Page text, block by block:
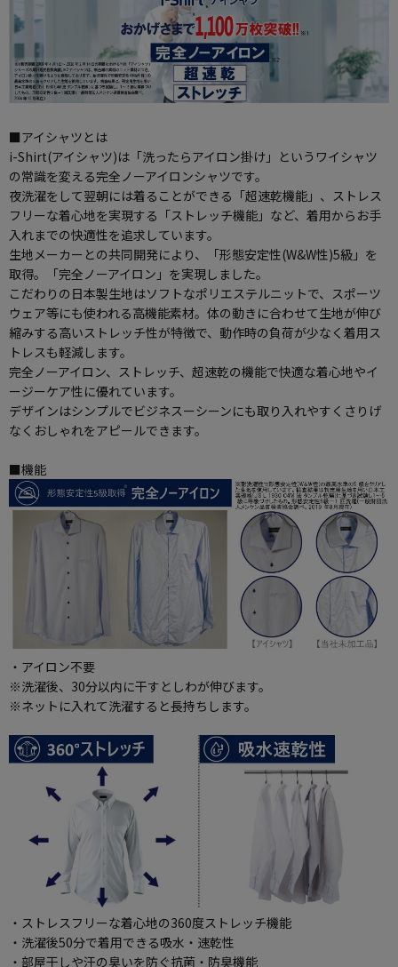
■アイシャツとは
i-Shirt(アイシャツ)は「洗ったらアイロン掛け」というワイシャツ
の常識を変える完全ノーアイロンシャツです。
夜洗濯をして翌朝には着ることができる「超速乾機能」、ストレス
フリーな着心地を実現する「ストレッチ機能」など、着用からお手
入れまでの快適性を追求しています。
生地メーカーとの共同開発により、「形態安定性(W&W性)5級」を
取得。「完全ノーアイロン」を実現しました。
こだわりの日本製生地はソフトなポリエステルニットで、スポーツ
ウェア等にも使われる高機能素材。体の動きに合わせて生地が伸び
縮みする高いストレッチ性が特徴で、動作時の負荷が少なく着用ス
トレスも軽減します。
完全ノーアイロン、ストレッチ、超速乾の機能で快適な着心地やイ
ージーケア性に優れています。
デザインはシンプルでビジネスーシーンにも取り入れやすくさりげ
なくおしゃれをアピールできます。
■機能
・アイロン不要
※洗濯後、30分以内に干すとしわが伸びます。
※ネットに入れて洗濯すると長持ちします。
・ストレスフリーな着心地の360度ストレッチ機能
・洗濯後50分で着用できる吸水・速乾性
・部屋干しや汗の臭いを防ぐ抗菌・防臭機能